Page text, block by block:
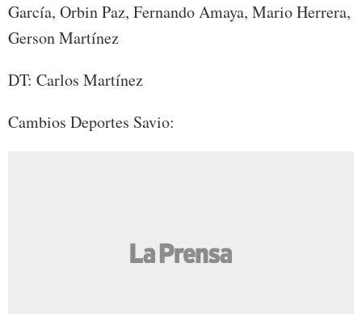
García, Orbin Paz, Fernando Amaya, Mario Herrera,
Gerson Martínez
DT: Carlos Martínez
Cambios Deportes Savio: